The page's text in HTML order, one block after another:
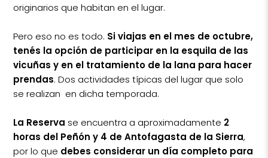
originarios que habitan en el lugar.
Pero eso no es todo. Si viajas en el mes de octubre,
tenés la opción de participar en la esquila de las
vicuñas y en el tratamiento de la lana para hacer
prendas. Dos actividades típicas del lugar que solo
se realizan en dicha temporada.
La Reserva se encuentra a aproximadamente 2
horas del Peñón y 4 de Antofagasta de la Sierra,
por lo que debes considerar un día completo para